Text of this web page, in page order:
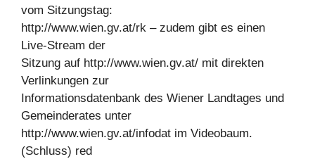
vom Sitzungstag:
http://www.wien.gv.at/rk – zudem gibt es einen
Live-Stream der
Sitzung auf http://www.wien.gv.at/ mit direkten
Verlinkungen zur
Informationsdatenbank des Wiener Landtages und
Gemeinderates unter
http://www.wien.gv.at/infodat im Videobaum.
(Schluss) red